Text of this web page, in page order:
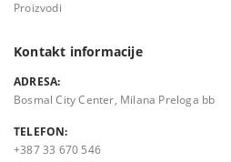
Proizvodi
Kontakt informacije
ADRESA:
Bosmal City Center, Milana Preloga bb
TELEFON:
+387 33 670 546